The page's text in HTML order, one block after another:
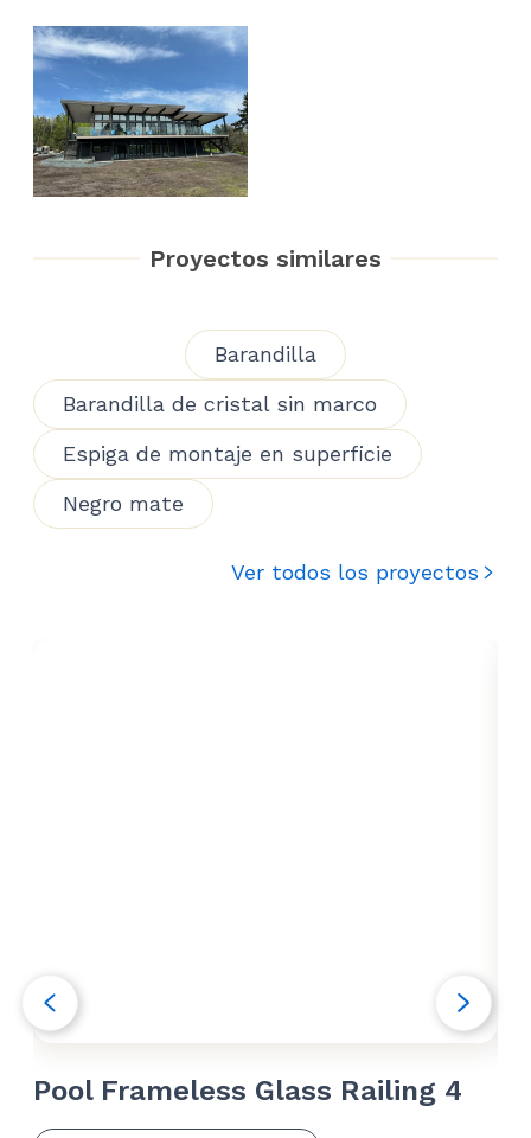
Proyectos similares
Barandilla
Barandilla de cristal sin marco
Espiga de montaje en superficie
Negro mate
Ver todos los proyectos
Pool Frameless Glass Railing 4